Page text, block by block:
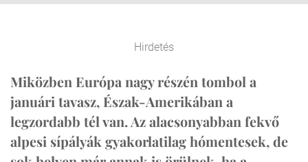
Hirdetés
Miközben Európa nagy részén tombol a
januári tavasz, Észak-Amerikában a
legzordabb tél van. Az alacsonyabban fekvő
alpesi sípályák gyakorlatilag hómentesek, de